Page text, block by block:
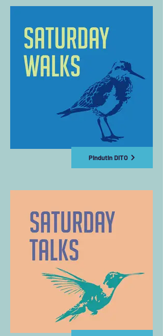
Pindutin DITO